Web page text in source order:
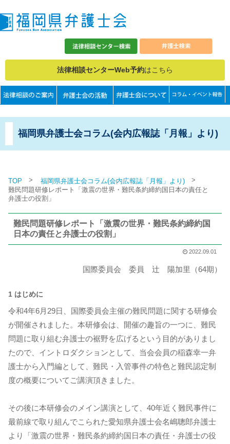
法律相談センターWeb予約はこちら
福岡県弁護士会コラム(会内広報誌「月報」より)
TOP > 福岡県弁護士会コラム(会内広報誌「月報」より) >
難民問題研修レポート「激震の世界・難民条約締約国日本の責任と
弁護士の役割」
難民問題研修レポート「激震の世界・難民条約締約国
日本の責任と弁護士の役割」
2022.09.01
国際委員会 委員 辻 陽加里（64期）
1 はじめに
令和4年6月29日、国際委員会主催の難民問題に関する研修会
が開催されました。本研修会は、開催の趣旨の一つに、難民
問題に取り組む弁護士の裾野を広げるという目的がありまし
たので、イントロダクションとして、当会会員の稲森幸一弁
護士から入門編として、難民・入管事件の特色と難民認定制
度の概要についてご講演頂きました。
その後に本研修会のメイン講演として、40年近く難民事件に
最前線で取り組んでこられた愛知県弁護士会名嶋聰郎弁護士
より「激震の世界・難民条約締約国日本の責任・弁護士の役